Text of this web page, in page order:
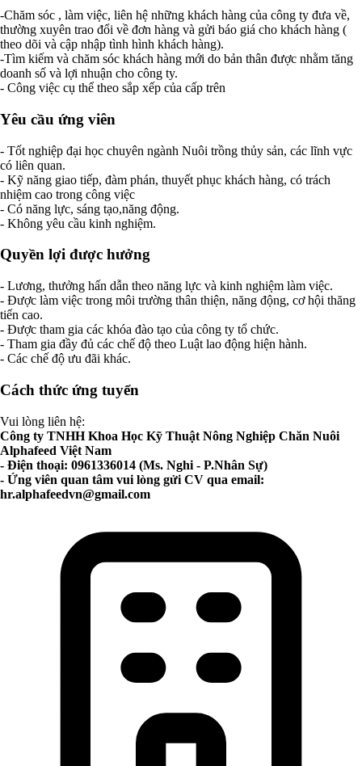
-Chăm sóc , làm việc, liên hệ những khách hàng của công ty đưa về,
thường xuyên trao đổi về đơn hàng và gửi báo giá cho khách hàng (
theo dõi và cập nhập tình hình khách hàng).
-Tìm kiếm và chăm sóc khách hàng mới do bản thân được nhằm tăng
doanh số và lợi nhuận cho công ty.
- Công việc cụ thể theo sắp xếp của cấp trên
Yêu cầu ứng viên
- Tốt nghiệp đại học chuyên ngành Nuôi trồng thủy sản, các lĩnh vực
có liên quan.
- Kỹ năng giao tiếp, đàm phán, thuyết phục khách hàng, có trách
nhiệm cao trong công việc
- Có năng lực, sáng tạo,năng động.
- Không yêu cầu kinh nghiệm.
Quyền lợi được hưởng
- Lương, thưởng hấn dẫn theo năng lực và kinh nghiệm làm việc.
- Được làm việc trong môi trường thân thiện, năng động, cơ hội thăng
tiến cao.
- Được tham gia các khóa đào tạo của công ty tổ chức.
- Tham gia đầy đủ các chế độ theo Luật lao động hiện hành.
- Các chế độ ưu đãi khác.
Cách thức ứng tuyển
Vui lòng liên hệ:
Công ty TNHH Khoa Học Kỹ Thuật Nông Nghiệp Chăn Nuôi
Alphafeed Việt Nam
- Điện thoại: 0961336014 (Ms. Nghi - P.Nhân Sự)
- Ứng viên quan tâm vui lòng gửi CV qua email:
hr.alphafeedvn@gmail.com